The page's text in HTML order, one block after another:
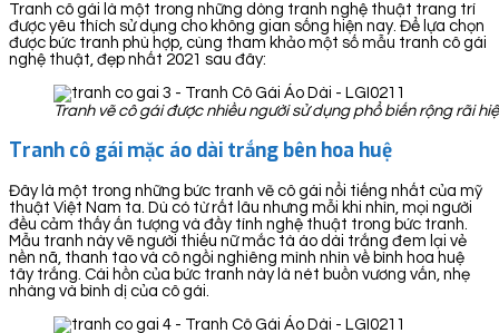
Tranh cô gái là một trong những dòng tranh nghệ thuật trang trí
được yêu thích sử dụng cho không gian sống hiện nay. Để lựa chọn
được bức tranh phù hợp, cùng tham khảo một số mẫu tranh cô gái
nghệ thuật, đẹp nhất 2021 sau đây:
Tranh vẽ cô gái được nhiều người sử dụng phổ biến rộng rãi
Tranh cô gái mặc áo dài trắng bên hoa huệ
Đây là một trong những bức tranh vẽ cô gái nổi tiếng nhất của mỹ
thuật Việt Nam ta. Dù có từ rất lâu nhưng mỗi khi nhìn, mọi người
đều cảm thấy ấn tượng và đầy tính nghệ thuật trong bức tranh.
Mẫu tranh này vẽ người thiếu nữ mắc tà áo dài trắng đem lại vẻ
nền nã, thanh tao và cô ngồi nghiêng mình nhìn về bình hoa huệ
tây trắng. Cái hồn của bức tranh này là nét buồn vương vấn, nhẹ
nhàng và bình dị của cô gái.